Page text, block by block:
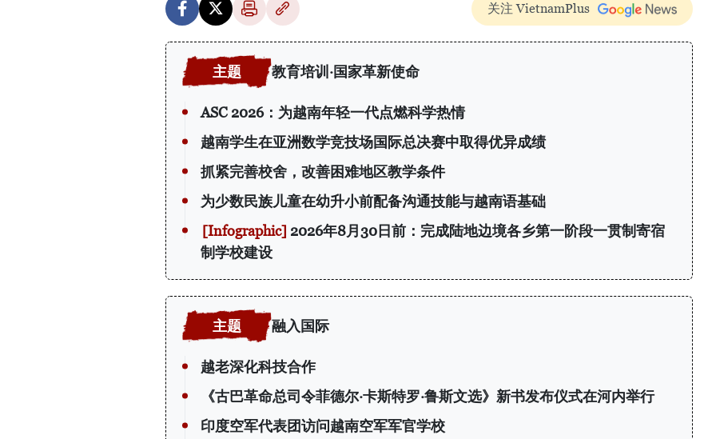
关注 VietnamPlus
教育培训·国家革新使命
ASC 2026：为越南年轻一代点燃科学热情
越南学生在亚洲数学竞技场国际总决赛中取得优异成绩
抓紧完善校舍，改善困难地区教学条件
为少数民族儿童在幼升小前配备沟通技能与越南语基础
2026年8月30日前：完成陆地边境各乡第一阶段一贯制寄宿
制学校建设
融入国际
越老深化科技合作
《古巴革命总司令菲德尔·卡斯特罗·鲁斯文选》新书发布仪式在河内举行
印度空军代表团访问越南空军军官学校